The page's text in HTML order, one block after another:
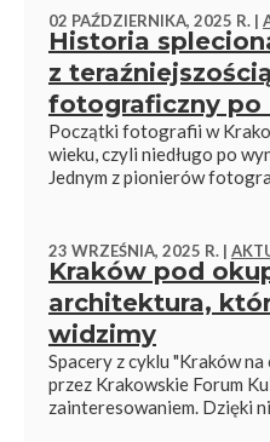
02 PAŹDZIERNIKA, 2025 R. |
Historia
z
fotograficzny po
Początki fotografii w
wieku, czyli niedługo po
Jednym z pionierów
23 WRZEŚNIA, 2025 R. |
Kraków pod
architektura,
widzimy
Spacery z cyklu "Kraków
przez Krakowskie Forum
zainteresowaniem. Dzięki